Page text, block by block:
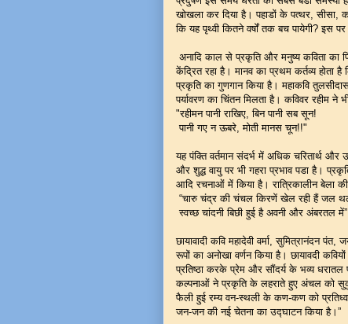
खोखला कर दिया है। पहाडों के पत्थर, सीसा,
कि यह पृथ्वी कितने वर्षों तक बच पायेगी? इस
अनादि काल से प्रकृति और मनुष्य कविता का
केंद्रित रहा है। मानव का प्रथम कर्तव्य होता
प्रकृति का गुणगान किया है। महाकवि
पर्यावरण का चिंतन मिलता है। कविवर रहीम ने
"रहीमन पानी राखिए, बिन पानी सब सून!
पानी गए न ऊबरे, मोती मानस चून!!"
यह पंक्ति वर्तमान संदर्भ में अधिक चरितार्थ
और शुद्ध वायु पर भी गहरा प्रभाव पडा है।
आदि रचनाओं में किया है। रात्रिकालीन बेला की
“चारु चंद्र की चंचल किरणें खेल रही हैं जल
स्वच्छ चांदनी बिछी हुई है अवनी और अंबरतल में”
छायावादी कवि महादेवी वर्मा, सुमित्रानंदन
रूपों का अनोखा वर्णन किया है। छायावदी
प्रतिष्ठा करके प्रेम और सौंदर्य के भव्य धरातल
कल्पनाओं ने प्रकृति के लहराते हुए अंचल को
फैली हुई रम्य वन-स्थली के कण-कण को
जन-जन की नई चेतना का उद्घाटन किया है।”